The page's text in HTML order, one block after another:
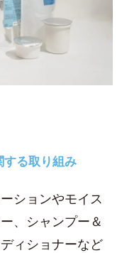
する取り組み
ーションやモイス
、シャンプー＆
ィショナーなど